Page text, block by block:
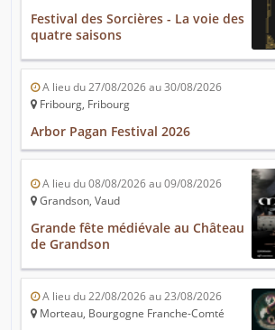
Festival des Sorcières - La voie des
quatre saisons
A lieu du 27/08/2026 au 30/08/2026
Fribourg, Fribourg
Arbor Pagan Festival 2026
A lieu du 08/08/2026 au 09/08/2026
Grandson, Vaud
Grande fête médiévale au Château
de Grandson
A lieu du 22/08/2026 au 23/08/2026
Morteau, Bourgogne Franche-Comté